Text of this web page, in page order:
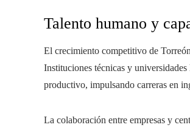
Talento humano y
El crecimiento competitivo de
Instituciones técnicas y universidades
productivo, impulsando carreras en
La colaboración entre empresas y